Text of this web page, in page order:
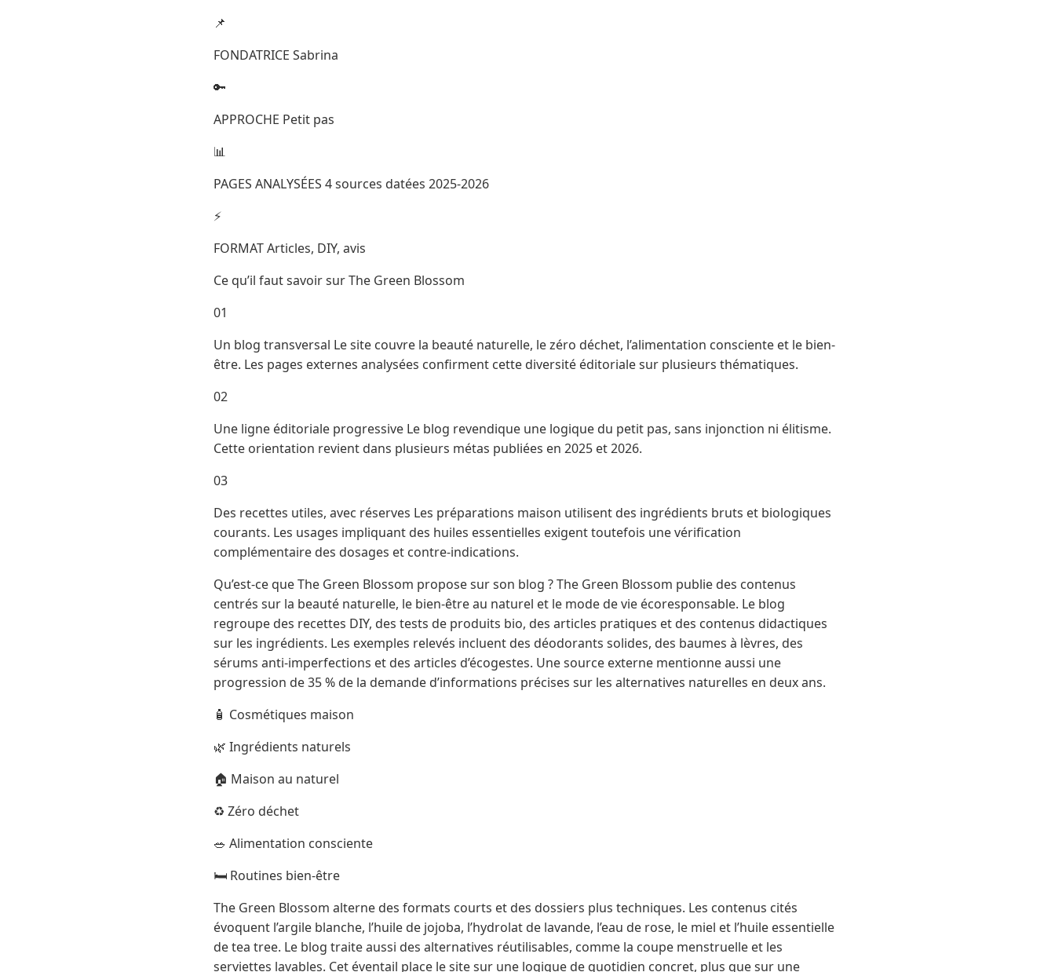
📌
FONDATRICE Sabrina
🔑
APPROCHE Petit pas
📊
PAGES ANALYSÉES 4 sources datées 2025-2026
⚡
FORMAT Articles, DIY, avis
Ce qu’il faut savoir sur The Green Blossom
01
Un blog transversal Le site couvre la beauté naturelle, le zéro déchet, l’alimentation consciente et le bien-
être. Les pages externes analysées confirment cette diversité éditoriale sur plusieurs thématiques.
02
Une ligne éditoriale progressive Le blog revendique une logique du petit pas, sans injonction ni élitisme.
Cette orientation revient dans plusieurs métas publiées en 2025 et 2026.
03
Des recettes utiles, avec réserves Les préparations maison utilisent des ingrédients bruts et biologiques
courants. Les usages impliquant des huiles essentielles exigent toutefois une vérification
complémentaire des dosages et contre-indications.
Qu’est-ce que The Green Blossom propose sur son blog ? The Green Blossom publie des contenus
centrés sur la beauté naturelle, le bien-être au naturel et le mode de vie écoresponsable. Le blog
regroupe des recettes DIY, des tests de produits bio, des articles pratiques et des contenus didactiques
sur les ingrédients. Les exemples relevés incluent des déodorants solides, des baumes à lèvres, des
sérums anti-imperfections et des articles d’écogestes. Une source externe mentionne aussi une
progression de 35 % de la demande d’informations précises sur les alternatives naturelles en deux ans.
🧴 Cosmétiques maison
🌿 Ingrédients naturels
🏠 Maison au naturel
♻️ Zéro déchet
🥗 Alimentation consciente
🛏️ Routines bien-être
The Green Blossom alterne des formats courts et des dossiers plus techniques. Les contenus cités
évoquent l’argile blanche, l’huile de jojoba, l’hydrolat de lavande, l’eau de rose, le miel et l’huile essentielle
de tea tree. Le blog traite aussi des alternatives réutilisables, comme la coupe menstruelle et les
serviettes lavables. Cet éventail place le site sur une logique de quotidien concret, plus que sur une